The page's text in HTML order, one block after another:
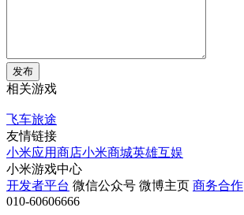
发布
相关游戏
飞车旅途
友情链接
小米应用商店小米商城英雄互娱
小米游戏中心
开发者平台 微信公众号 微博主页 商务合作
010-60606666